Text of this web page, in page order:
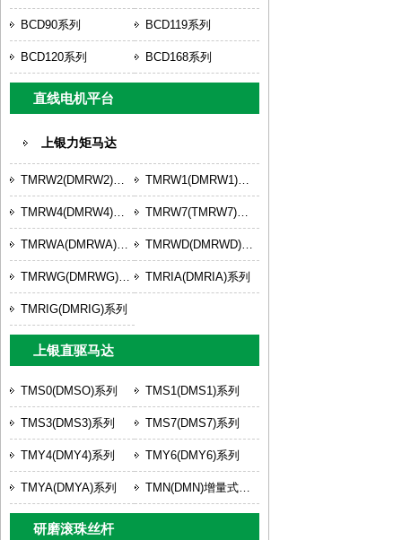
BCD90系列 BCD119系列
BCD120系列 BCD168系列
直线电机平台
上银力矩马达
TMRW2(DMRW2)系列 TMRW1(DMRW1)系列
TMRW4(DMRW4)系列 TMRW7(TMRW7)系列
TMRWA(DMRWA)系列 TMRWD(DMRWD)系列
TMRWG(DMRWG)系列 TMRIA(DMRIA)系列
TMRIG(DMRIG)系列
上银直驱马达
TMS0(DMSO)系列 TMS1(DMS1)系列
TMS3(DMS3)系列 TMS7(DMS7)系列
TMY4(DMY4)系列 TMY6(DMY6)系列
TMYA(DMYA)系列 TMN(DMN)增量式系列
研磨滚珠丝杆